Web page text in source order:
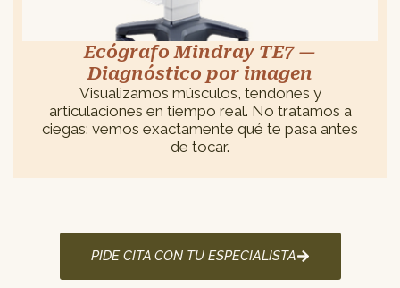
Ecógrafo Mindray TE7 —
Diagnóstico por imagen
Visualizamos músculos, tendones y
articulaciones en tiempo real. No tratamos a
ciegas: vemos exactamente qué te pasa antes
de tocar.
PIDE CITA CON TU ESPECIALISTA